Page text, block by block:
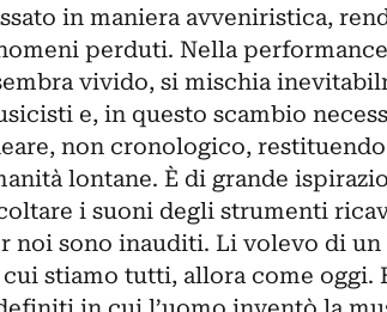
in maniera avveniristica,
perduti. Nella
vivido, si mischia
e, in questo scambio
non cronologico,
lontane. È di grande
i suoni degli strumenti
noi sono inauditi. Li volevo di un
cui stiamo tutti, allora come oggi.